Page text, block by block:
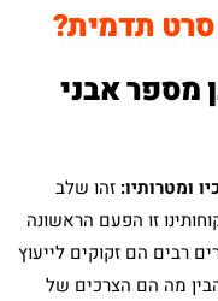
תדמית?
מספר אבני
ומטרותיו: זהו שלב
זו הפעם הראשונה
רבים הם זקוקים לייעוץ
מה הם הצרכים של